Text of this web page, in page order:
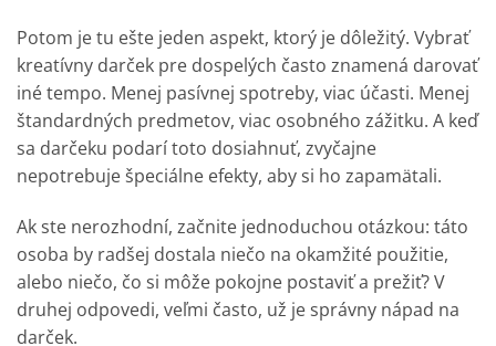
Potom je tu ešte jeden aspekt, ktorý je dôležitý. Vybrať
kreatívny darček pre dospelých často znamená darovať
iné tempo. Menej pasívnej spotreby, viac účasti. Menej
štandardných predmetov, viac osobného zážitku. A keď
sa darčeku podarí toto dosiahnuť, zvyčajne
nepotrebuje špeciálne efekty, aby si ho zapamätali.
Ak ste nerozhodní, začnite jednoduchou otázkou: táto
osoba by radšej dostala niečo na okamžité použitie,
alebo niečo, čo si môže pokojne postaviť a prežiť? V
druhej odpovedi, veľmi často, už je správny nápad na
darček.